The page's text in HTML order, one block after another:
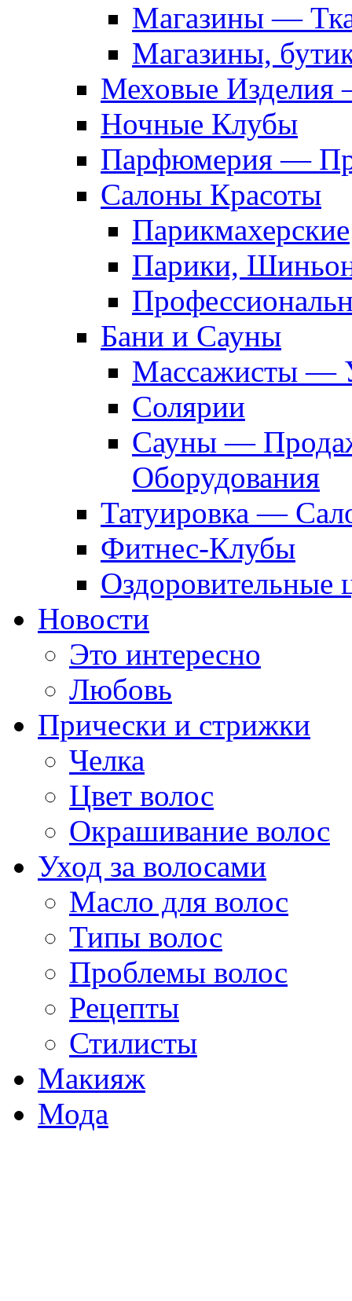
Магазины —
Магазины,
Меховые Изделия
Ночные Клубы
Парфюмерия —
Салоны Красоты
Парикмахерские
Парики,
Бани и Сауны
Массажисты —
Солярии
Сауны —
Оборудования
Татуировка —
Фитнес-Клубы
Оздоровительные
Новости
Это интересно
Любовь
Прически и стрижки
Челка
Цвет волос
Окрашивание волос
Уход за волосами
Масло для волос
Типы волос
Проблемы волос
Рецепты
Стилисты
Макияж
Мода